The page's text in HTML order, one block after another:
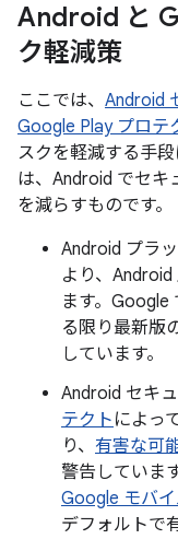
Android と
ク軽減策
ここでは、 Android
Google Play プロテ
スクを軽減する手
は、Android でセキ
を減らすものです。
Android プラ
より、
ます。Google
る限り最新版
しています。
Android セキ
テクト によっ
り、 有害な可
警告していま
Google モバ
デフォルトで